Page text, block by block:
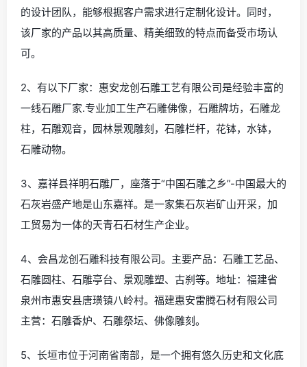
的设计团队，能够根据客户需求进行定制化设计。同时，
该厂家的产品以其高质量、精美细致的特点而备受市场认
可。
2、有以下厂家：惠安龙创石雕工艺有限公司是经验丰富的
一线石雕厂家.专业加工生产石雕佛像，石雕牌坊，石雕龙
柱，石雕观音，园林景观雕刻，石雕栏杆，花钵，水钵，
石雕动物。
3、嘉祥县祥明石雕厂，座落于“中国石雕之乡”-中国最大的
石灰岩盛产地是山东嘉祥。是一家集石灰岩矿山开采，加
工贸易为一体的天青石石材生产企业。
4、会昌龙创石雕科技有限公司。主要产品：石雕工艺品、
石雕圆柱、石雕亭台、景观雕塑、古刹等。地址：福建省
泉州市惠安县唐璜镇八岭村。福建惠安雷腾石材有限公司
主营：石雕香炉、石雕祭坛、佛像雕刻。
5、长垣市位于河南省南部，是一个拥有悠久历史和文化底